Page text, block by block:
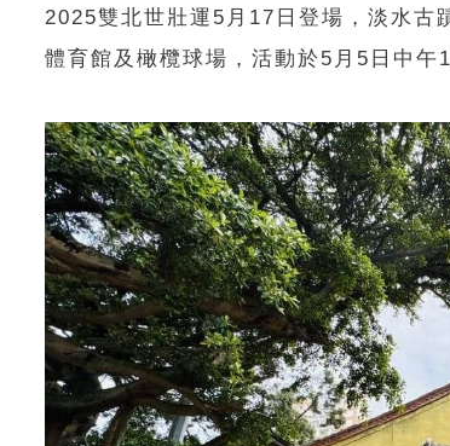
2025雙北世壯運5月17日登場，淡水古
體育館及橄欖球場，活動於5月5日中午